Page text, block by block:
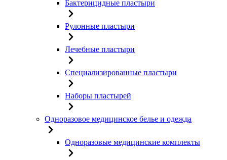
Бактерицидные пластыри
Рулонные пластыри
Лечебные пластыри
Специализированные пластыри
Наборы пластырей
Одноразовое медицинское белье и одежда
Одноразовые медицинские комплекты